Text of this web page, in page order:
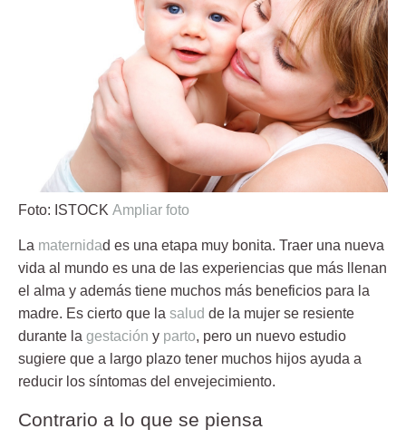
Foto: ISTOCK Ampliar foto
La maternidad es una etapa muy bonita. Traer una nueva
vida al mundo es una de las experiencias que más
llenan
el alma y además tiene muchos más beneficios para la
madre. Es cierto que la salud de la mujer se resiente
durante la gestación y parto, pero un nuevo estudio
sugiere que a largo plazo tener muchos hijos ayuda a
reducir los síntomas del envejecimiento.
Contrario a lo que se piensa